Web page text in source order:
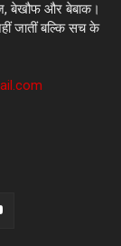
बेखौफ और बेबाक।
जातीं बल्कि सच के